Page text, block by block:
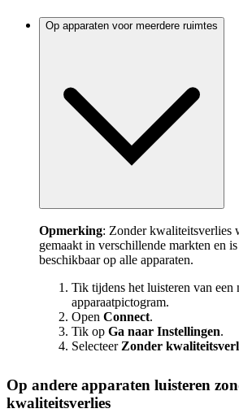
Op apparaten voor meerdere ruimtes
Opmerking: Zonder kwaliteitsverlies
gemaakt in verschillende markten en
beschikbaar op alle apparaten.
Tik tijdens het luisteren van een
apparaatpictogram.
Open Connect.
Tik op Ga naar Instellingen.
Selecteer Zonder
Op andere apparaten luisteren
kwaliteitsverlies